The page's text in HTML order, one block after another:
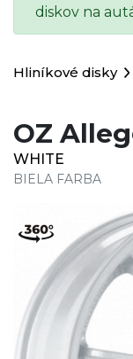
diskov na
Hliníkové disky
OZ
WHITE
BIELA FARBA